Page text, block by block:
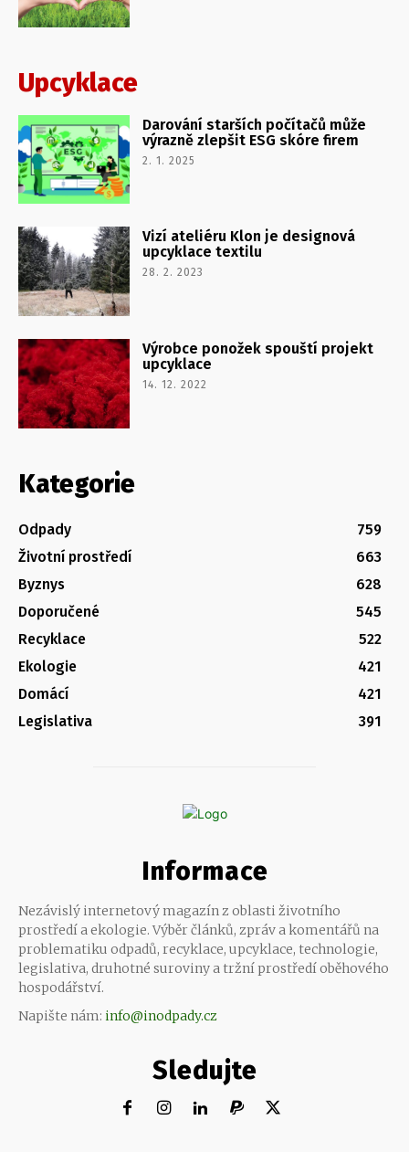
Upcyklace
Darování starších počítačů může
výrazně zlepšit ESG skóre firem
2. 1. 2025
Vizí ateliéru Klon je designová
upcyklace textilu
28. 2. 2023
Výrobce ponožek spouští projekt
upcyklace
14. 12. 2022
Kategorie
Odpady
759
Životní prostředí
663
Byznys
628
Doporučené
545
Recyklace
522
Ekologie
421
Domácí
421
Legislativa
391
Informace
Nezávislý internetový magazín z oblasti životního
prostředí a ekologie. Výběr článků, zpráv a komentářů na
problematiku odpadů, recyklace, upcyklace, technologie,
legislativa, druhotné suroviny a tržní prostředí oběhového
hospodářství.
Napište nám: info@inodpady.cz
Sledujte